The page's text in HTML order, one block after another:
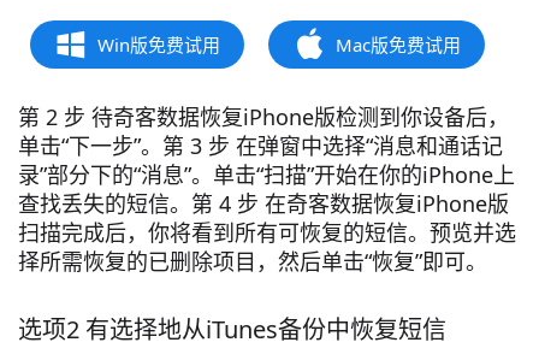
Win版免费试用 Mac版免费试用
第 2 步 待奇客数据恢复iPhone版检测到你设备后，
单击“下一步”。第 3 步 在弹窗中选择“消息和通话记
录”部分下的“消息”。单击“扫描”开始在你的iPhone上
查找丢失的短信。第 4 步 在奇客数据恢复iPhone版
扫描完成后，你将看到所有可恢复的短信。预览并选
择所需恢复的已删除项目，然后单击“恢复”即可。
选项2 有选择地从iTunes备份中恢复短信